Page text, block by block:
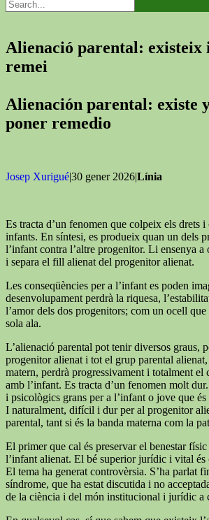
Alienació parental: existeix
remei
Alienación parental: existe
poner remedio
Josep Xurigué|30 gener 2026|Línia
Es tracta d’un fenomen que colpeix els drets i
infants. En síntesi, es produeix quan un dels
l’infant contra l’altre progenitor. Li ensenya
i separa el fill alienat del progenitor alienat.
Les conseqüències per a l’infant es poden
desenvolupament perdrà la riquesa,
l’amor dels dos progenitors; com un ocell
sola ala.
L’alienació parental pot tenir diversos graus,
progenitor alienat i tot el grup parental
matern, perdrà progressivament i totalment el
amb l’infant. Es tracta d’un fenomen molt
i psicològics grans per a l’infant o jove que
I naturalment, difícil i dur per al progenitor
parental, tant si és la banda materna com la
El primer que cal és preservar el benestar
l’infant alienat. El bé superior jurídic i vital és
El tema ha generat controvèrsia. S’ha parlat
síndrome, que ha estat discutida i no
de la ciència i del món institucional i jurídic a